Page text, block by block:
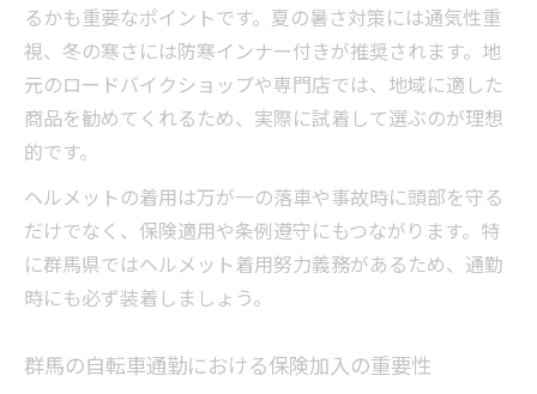
るかも重要なポイントです。夏の暑さ対策には通気性重
視、冬の寒さには防寒インナー付きが推奨されます。地
元のロードバイクショップや専門店では、地域に適した
商品を勧めてくれるため、実際に試着して選ぶのが理想
的です。
ヘルメットの着用は万が一の落車や事故時に頭部を守る
だけでなく、保険適用や条例遵守にもつながります。特
に群馬県ではヘルメット着用努力義務があるため、通勤
時にも必ず装着しましょう。
群馬の自転車通勤における保険加入の重要性